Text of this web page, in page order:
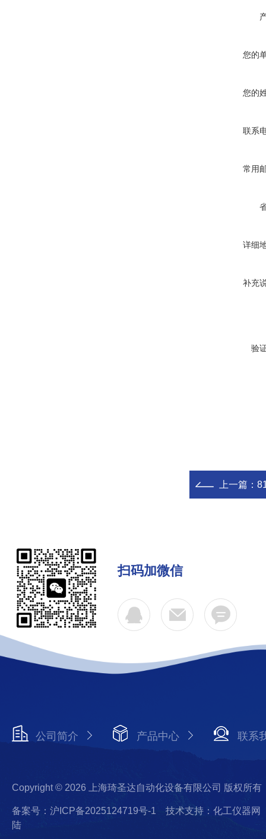
您的
您的
联系
常用
详细
补充
验
上一篇：
扫码加微信
公司简介 产品中心 联系
Copyright © 2026 上海琦圣达自动化设备有限公司 版权所有
备案号：沪ICP备2025124719号-1
技术支持：化工仪器网
陆